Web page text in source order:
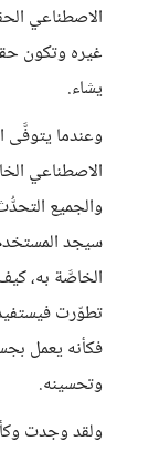
الاصطناعي
غيره وتكون
يشاء.
وعندما يتوفَّى
الاصطناعي
والجميع
سيجد
الخاصَّة به،
تطوّرت
فكأنه يعمل
وتحسينه.
ولقد وجدت